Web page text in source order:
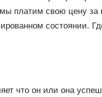
платим свою цену за
состоянии.
что он или она